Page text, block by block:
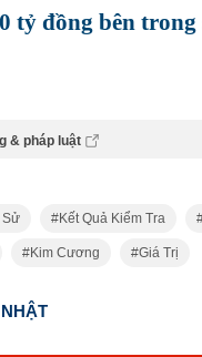
tỷ đồng bên
& pháp luật
Sử Kết Quả Kiểm Tra
Kim Cương Giá Trị